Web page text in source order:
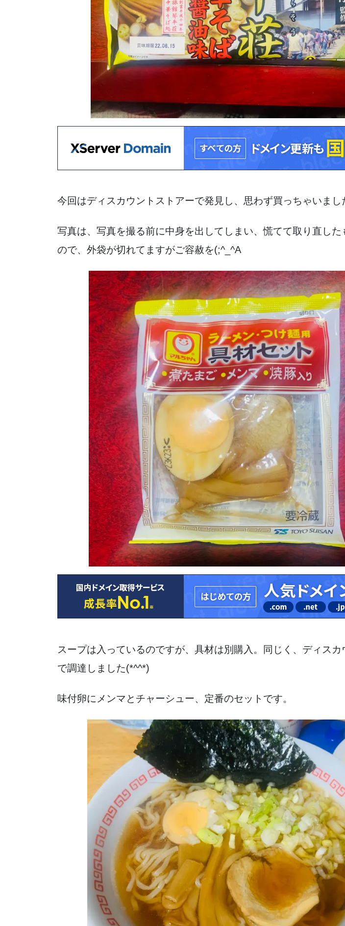
今回はディスカウントストアーで発見し、思わず買っちゃいま
写真は、写真を撮る前に中身を出してしまい、慌てて取り直し
ので、外袋が切れてますがご容赦を(;^_^A
スープは入っているのですが、具材は別購入。同じく、ディスカ
で調達しました(*^^*)
味付卵にメンマとチャーシュー、定番のセットです。